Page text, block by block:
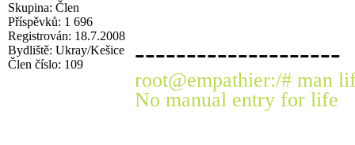
Skupina: Člen
Příspěvků: 1 696
Registrován: 18.7.2008
Bydliště: Ukray/Kešice
Člen číslo: 109
--------------------
root@empathier:/# man
No manual entry for life